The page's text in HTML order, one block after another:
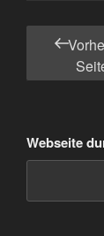
Beiträge
Webseite